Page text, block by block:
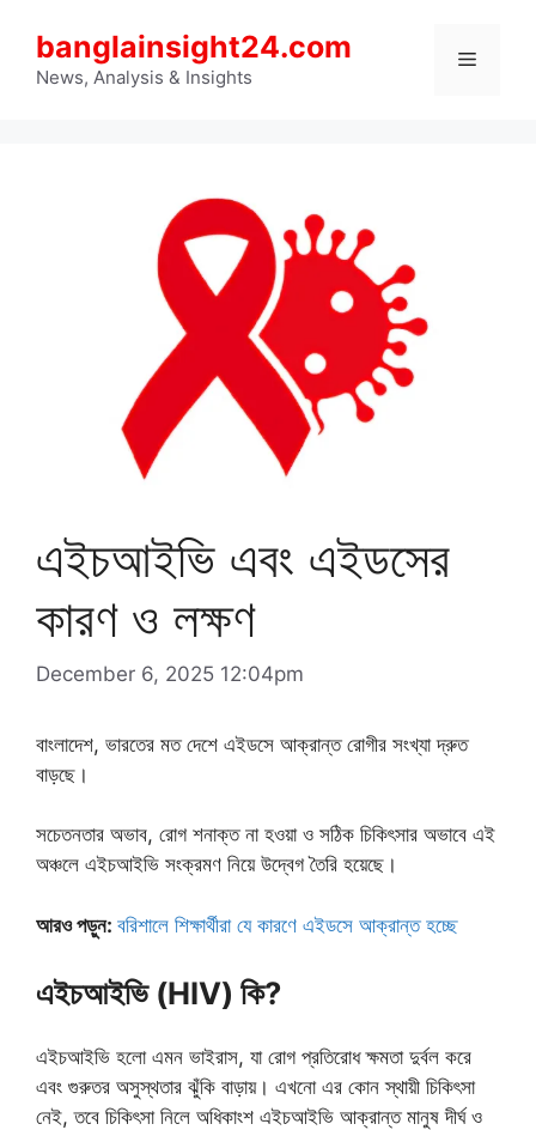
content
banglainsight24.com
News, Analysis & Insights
Menu
এইচআইভি এবং এইডসের
কারণ ও লক্ষণ
December 6, 2025 12:04pm
বাংলাদেশ, ভারতের মত দেশে এইডসে আক্রান্ত রোগীর সংখ্যা দ্রুত
বাড়ছে।
সচেতনতার অভাব, রোগ শনাক্ত না হওয়া ও সঠিক চিকিৎসার অভাবে এই
অঞ্চলে এইচআইভি সংক্রমণ নিয়ে উদ্বেগ তৈরি হয়েছে।
আরও পড়ুন: বরিশালে শিক্ষার্থীরা যে কারণে এইডসে আক্রান্ত হচ্ছে
এইচআইভি (HIV) কি?
এইচআইভি হলো এমন ভাইরাস, যা রোগ প্রতিরোধ ক্ষমতা দুর্বল করে
এবং গুরুতর অসুস্থতার ঝুঁকি বাড়ায়। এখনো এর কোন স্থায়ী চিকিৎসা
নেই, তবে চিকিৎসা নিলে অধিকাংশ এইচআইভি আক্রান্ত মানুষ দীর্ঘ ও